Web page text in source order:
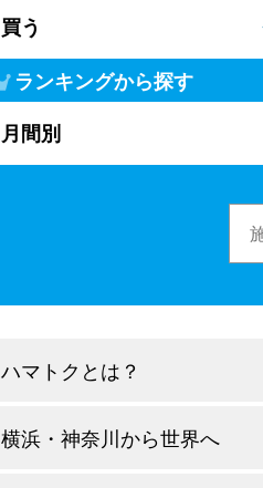
買う
ランキングから探す
月間別
ハマトクとは？
横浜・神奈川から世界へ